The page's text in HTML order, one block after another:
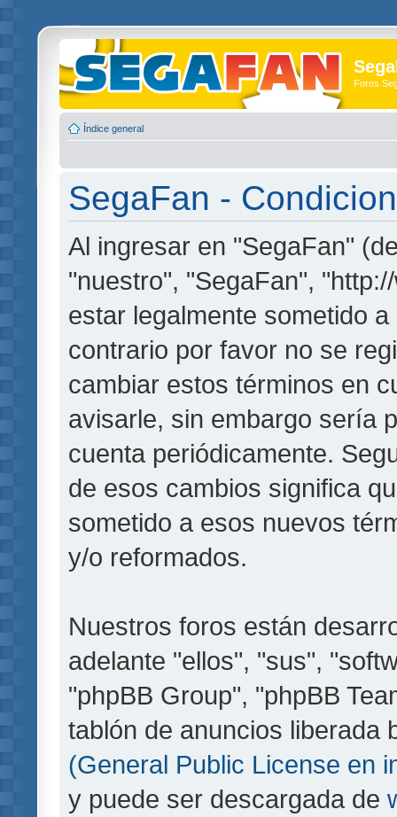
Foros
Índice general
SegaFan -
Al ingresar en "SegaFan"
"nuestro", "SegaFan",
estar legalmente sometido
contrario por favor no se
cambiar estos términos en
avisarle, sin embargo sería
cuenta periódicamente.
de esos cambios significa
sometido a esos nuevos
y/o reformados.
Nuestros foros están
adelante "ellos", "sus",
"phpBB Group", "phpBB
tablón de anuncios liberada
(General Public License en
y puede ser descargada de